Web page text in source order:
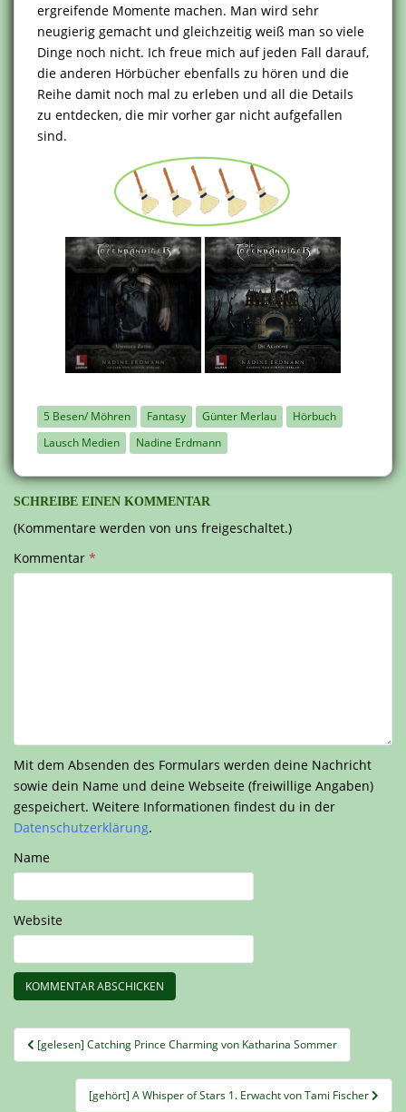
ergreifende Momente machen. Man wird sehr
neugierig gemacht und gleichzeitig weiß man so viele
Dinge noch nicht. Ich freue mich auf jeden Fall darauf,
die anderen Hörbücher ebenfalls zu hören und die
Reihe damit noch mal zu erleben und all die Details
zu entdecken, die mir vorher gar nicht aufgefallen
sind.
5 Besen/ Möhren Fantasy Günter Merlau
Hörbuch
Lausch Medien
Nadine Erdmann
SCHREIBE EINEN KOMMENTAR
(Kommentare werden von uns freigeschaltet.)
Kommentar *
Mit dem Absenden des Formulars werden deine Nachricht
sowie dein Name und deine Webseite (freiwillige Angaben)
gespeichert. Weitere Informationen findest du in der
Datenschutzerklärung.
Name
Website
Beitragsnavigation
[gelesen] Catching Prince Charming von Katharina Sommer
[gehört] A Whisper of Stars 1. Erwacht von Tami Fischer